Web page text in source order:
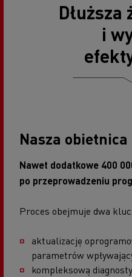
i
Nasza obietnica
Nawet dodatkowe 400
po przeprowadzeniu
Proces obejmuje dwa
aktualizację
parametrów
kompleksową